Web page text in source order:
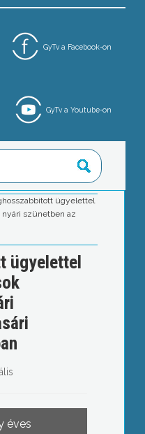
GyTv a Facebook-on
GyTv a Youtube-on
ügyelettel
szünetben az
ügyelettel
éves